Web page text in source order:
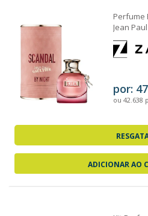
Perfume
Jean
30ml
por:
ou 42.638
ADICIONAR AO